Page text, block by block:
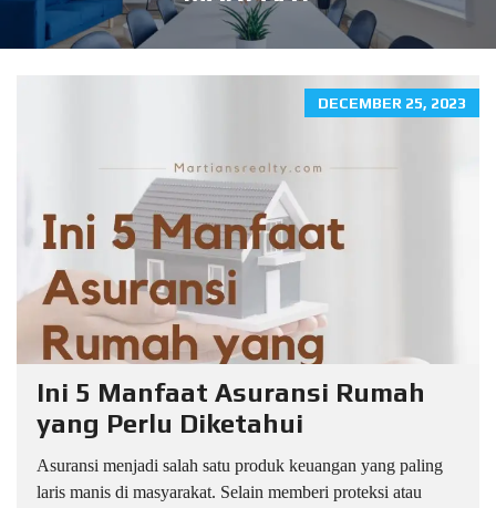
DECEMBER 25, 2023
Ini 5 Manfaat Asuransi Rumah
yang Perlu Diketahui
Asuransi menjadi salah satu produk keuangan yang paling
laris manis di masyarakat. Selain memberi proteksi atau